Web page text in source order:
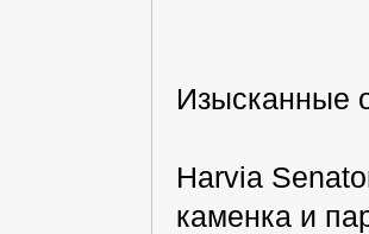
Изысканные
Harvia
каменка и